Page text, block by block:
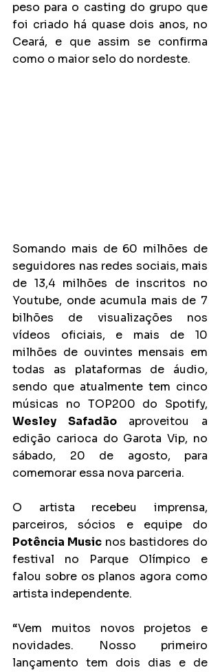
peso para o casting do grupo que
foi criado há quase dois anos, no
Ceará, e que assim se confirma
como o maior selo do nordeste.
Somando mais de 60 milhões de
seguidores nas redes sociais, mais
de 13,4 milhões de inscritos no
Youtube, onde acumula mais de 7
bilhões de visualizações nos
vídeos oficiais, e mais de 10
milhões de ouvintes mensais em
todas as plataformas de áudio,
sendo que atualmente tem cinco
Wesley Safadão aproveitou a
edição carioca do Garota Vip, no
sábado, 20 de agosto, para
comemorar essa nova parceria.
O artista recebeu imprensa,
Potência Music nos bastidores do
festival no Parque Olímpico e
falou sobre os planos agora como
artista independente.
“Vem muitos novos projetos e
novidades. Nosso primeiro
lançamento tem dois dias e de